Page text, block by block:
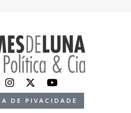
DE PIVACIDADE